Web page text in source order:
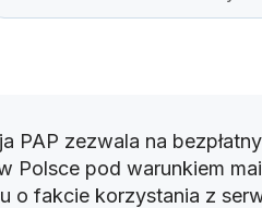
PAP zezwala na
Polsce pod warunkiem
o fakcie korzystania z